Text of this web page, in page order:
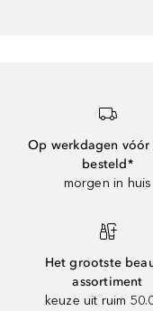
Op werkdagen vóór
besteld*
morgen in huis
Het grootste
assortiment
keuze uit ruim